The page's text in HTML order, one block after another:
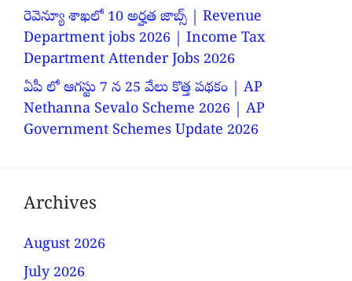
రెవెన్యూ శాఖలో 10 అర్హత జాబ్స్ | Revenue
Department jobs 2026 | Income Tax
Department Attender Jobs 2026
ఏపీ లో ఆగస్టు 7 న 25 వేలు కొత్త పథకం | AP
Nethanna Sevalo Scheme 2026 | AP
Government Schemes Update 2026
Archives
August 2026
July 2026